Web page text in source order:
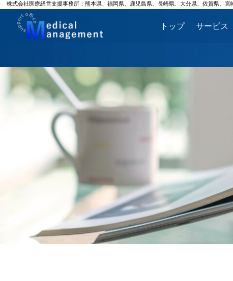
株式会社医療経営支援事務所：熊本県、福岡県、鹿児島県、長崎県、大分県、佐賀県、宮
トップ サービス